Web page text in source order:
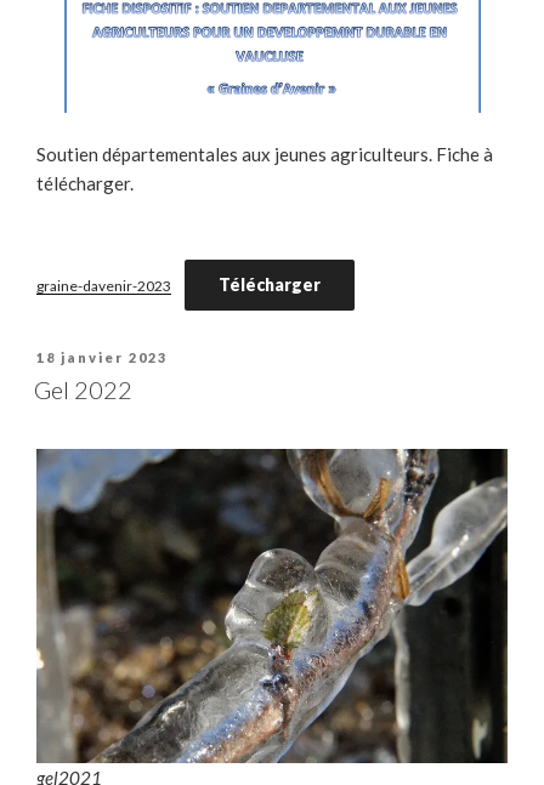
Soutien départementales aux jeunes agriculteurs. Fiche à
télécharger.
graine-davenir-2023 Télécharger
Publié
18 janvier 2023
Gel 2022
gel2021